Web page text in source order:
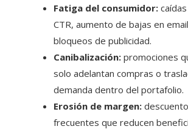
Fatiga del consumidor:
CTR, aumento de bajas en
bloqueos de publicidad.
Canibalización: promociones
solo adelantan compras o
demanda dentro del portafolio.
Erosión de margen:
frecuentes que reducen